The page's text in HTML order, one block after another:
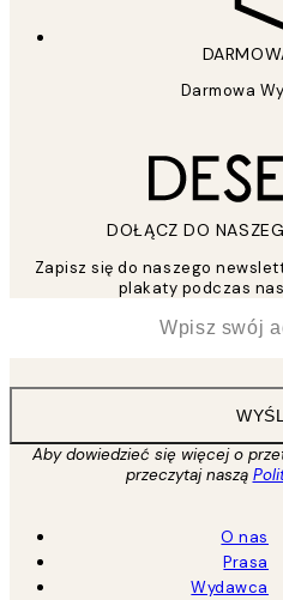
Darmowa
DOŁĄCZ DO
Zapisz się do naszego
plakaty podczas
Aby dowiedzieć się więcej o
przeczytaj naszą
O nas
Prasa
Wydawca